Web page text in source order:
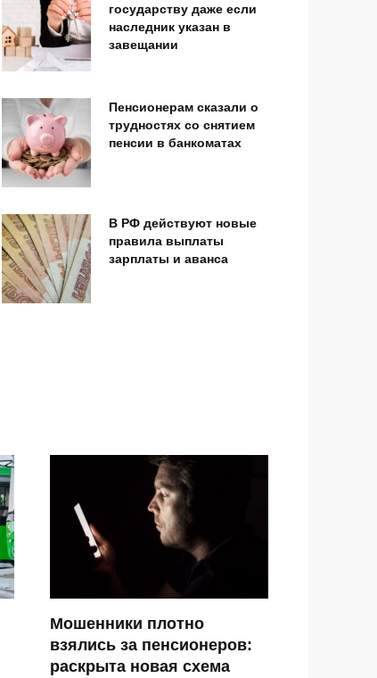
государству даже если
наследник указан в
завещании
Пенсионерам сказали о
трудностях со снятием
пенсии в банкоматах
В РФ действуют новые
правила выплаты
зарплаты и аванса
Мошенники плотно
взялись за пенсионеров:
раскрыта новая схема